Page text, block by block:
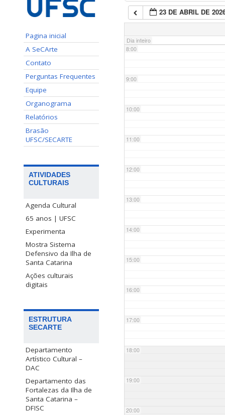
Pagina inicial
A SeCArte
Contato
Perguntas Frequentes
Equipe
Organograma
Relatórios
Brasão
UFSC/SECARTE
ATIVIDADES
CULTURAIS
Agenda Cultural
65 anos | UFSC
Experimenta
Mostra Sistema
Defensivo da Ilha de
Santa Catarina
Ações culturais
digitais
ESTRUTURA
SECARTE
Departamento
Artístico Cultural –
DAC
Departamento das
Fortalezas da Ilha de
Santa Catarina –
DFISC
23 DE ABRIL DE
Dia inteiro
7:00
8:00
9:00
10:00
11:00
12:00
13:00
14:00
15:00
16:00
17:00
18:00
19:00
20:00